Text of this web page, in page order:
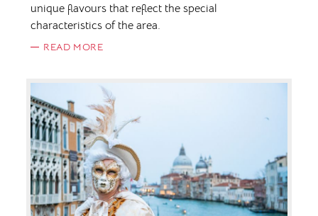
unique flavours that reflect the special
characteristics of the area.
READ MORE